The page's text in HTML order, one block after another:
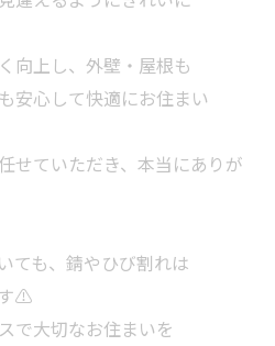
向上し、外壁・屋根も
安心して快適にお住まい
せていただき、本当にありが
ても、錆やひび割れは
す⚠️
で大切なお住まいを